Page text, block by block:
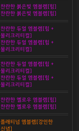
찬란한 붉은빛 엠블렘[힘]
찬란한 붉은빛 엠블렘[힘]
찬란한 듀얼 엠블렘[힘 +
물리크리티컬]
찬란한 듀얼 엠블렘[힘 +
물리크리티컬]
찬란한 듀얼 엠블렘[힘 +
물리크리티컬]
찬란한 듀얼 엠블렘[힘 +
물리크리티컬]
찬란한 옐로우 엠블렘[힘]
찬란한 옐로우 엠블렘[힘]
플래티넘 엠블렘[강인한
신념]